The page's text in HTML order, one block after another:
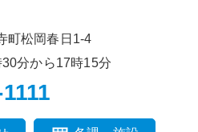
町松岡春日1-4
分から17時15分